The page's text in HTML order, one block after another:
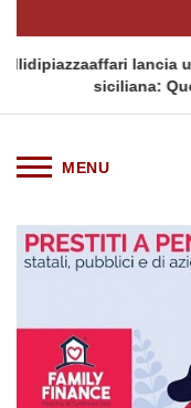
terra
Tag Heuer